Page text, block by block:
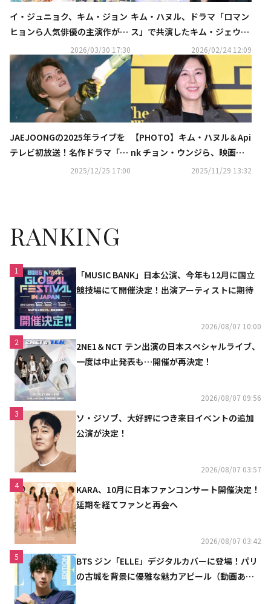
イ・ジュニョク、キム・ジョン
ヒョンら人気俳優の主演作が
続々！「花郎＜ファラン＞」
も…4月のCSホームドラマチャ
ンネルも豊富
2026/03/30 17:30
キム・ハヌル、ドラマ「ロマン
ス」で共演したキム・ジェウォ
ンと24年ぶりの再会！特別番組
の放送が決定
2026/02/24 12:09
JAEJOONGの2025年ライブを
テレビ初放送！名作ドラマ「ロ
マンス」も…1月の衛星劇場に
2025/12/25 17:00
【PHOTO】キム・ハヌル＆Api
nk チョン・ウンジら、映画
「情報員」VIP試写会に出席
2025/11/29 13:32
RANKING
1
「MUSIC BANK」日本公演、今年も12月に国立
競技場にて開催決定！出演アーティストに期待
2026/08/07 10:00
2
2NE1＆NCT テン出演の日本スペシャルライブ、
一度は中止発表も…開催が再決定！
2026/08/07 09:56
3
ソ・ジソブ、大好評につき来日イベントの追加
公演が決定！
2026/08/07 03:57
4
KARA、10月に日本ファンコンサート開催決定！
延期を経てファンと再会へ
2026/08/07 03:42
5
BTS ジン「ELLE」デジタルカバーに登場！パリ
の古城を背景に優雅な魅力アピール（動画あ